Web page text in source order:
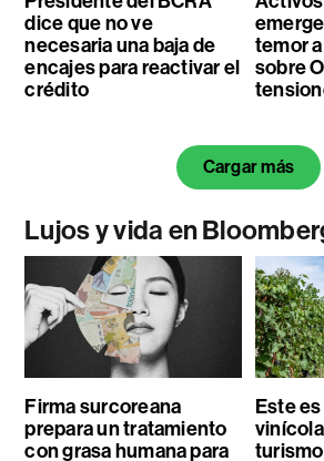
dice que no ve
necesaria una baja de
encajes para reactivar el
crédito
temor
sobre
Cargar más
Lujos y vida en
Firma surcoreana
prepara un tratamiento
con grasa humana para
Este